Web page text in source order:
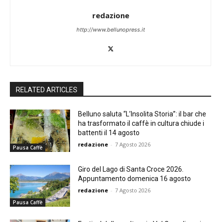
redazione
http://www.bellunopress.it
RELATED ARTICLES
Pausa Caffè
Belluno saluta “L’Insolita Storia”: il bar che
ha trasformato il caffè in cultura chiude i
battenti il 14 agosto
redazione - 7 Agosto 2026
Pausa Caffè
Giro del Lago di Santa Croce 2026.
Appuntamento domenica 16 agosto
redazione - 7 Agosto 2026